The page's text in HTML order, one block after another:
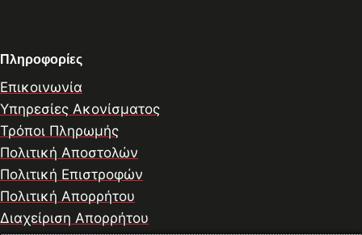
Πληροφορίες
Επικοινωνία
Υπηρεσίες Ακονίσματος
Τρόποι Πληρωμής
Πολιτική Αποστολών
Πολιτική Επιστροφών
Πολιτική Απορρήτου
Διαχείριση Απορρήτου